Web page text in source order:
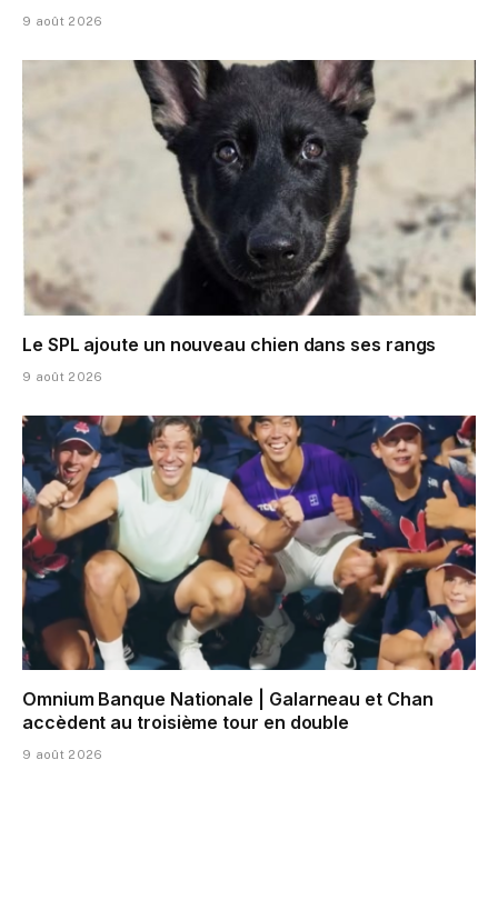
9 août 2026
Le SPL ajoute un nouveau chien dans ses rangs
9 août 2026
Omnium Banque Nationale | Galarneau et Chan
accèdent au troisième tour en double
9 août 2026